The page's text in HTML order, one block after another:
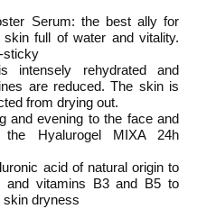
Serum: the best ally for
full of water and vitality.
sticky
intensely rehydrated and
are reduced. The skin is
from drying out.
and evening to the face and
Hyalurogel MIXA 24h
acid of natural origin to
and vitamins B3 and B5 to
skin dryness